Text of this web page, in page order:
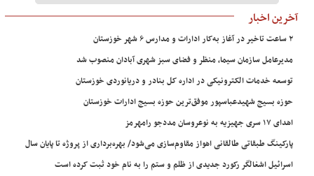
آخرین اخبار
۲ ساعت تاخیر در آغاز به‌کار ادارات و مدارس ۶ شهر خوزستان
مدیرعامل سازمان سیما، منظر و فضای سبز شهری آبادان منصوب شد
توسعه خدمات الکترونیکی در اداره کل بنادر و دریانوردی خوزستان
حوزه بسیج شهیدعباسپور موفق‌ترین حوزه بسیج ادارات خوزستان
اهدای ۱۷ سری جهیزیه به نوعروسان مددجو رامهرمز
پارکینگ طبقاتی طالقانی اهواز مقاوم‌سازی می‌شود/ بهره‌برداری از پروژه تا پایان سال
اسرائیل اشغالگر رکورد جدیدی از ظلم و ستم را به نام خود ثبت کرده است